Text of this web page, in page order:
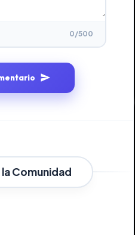
0/500
Comunidad